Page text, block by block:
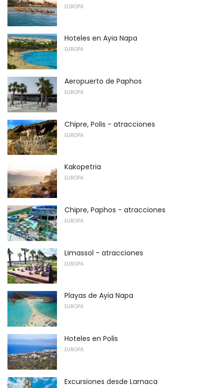
EUROPA
Hoteles en Ayia Napa
EUROPA
Aeropuerto de Paphos
EUROPA
Chipre, Polis - atracciones
EUROPA
Kakopetria
EUROPA
Chipre, Paphos - atracciones
EUROPA
Limassol - atracciones
EUROPA
Playas de Ayia Napa
EUROPA
Hoteles en Polis
EUROPA
Excursiones desde Larnaca